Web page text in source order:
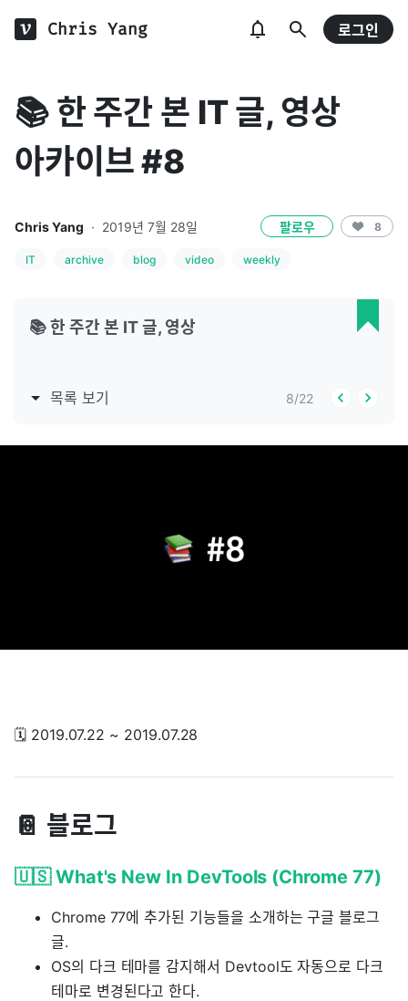
Chris Yang 로그인
📚 한 주간 본 IT 글, 영상
아카이브 #8
Chris Yang · 2019년 7월 28일 팔로우 8
IT archive blog video weekly
📚 한 주간 본 IT 글, 영상
목록 보기 8/22
🗓 2019.07.22 ~ 2019.07.28
📔 블로그
🇺🇸 What's New In DevTools (Chrome 77)
Chrome 77에 추가된 기능들을 소개하는 구글 블로그
글.
OS의 다크 테마를 감지해서 Devtool도 자동으로 다크
테마로 변경된다고 한다.